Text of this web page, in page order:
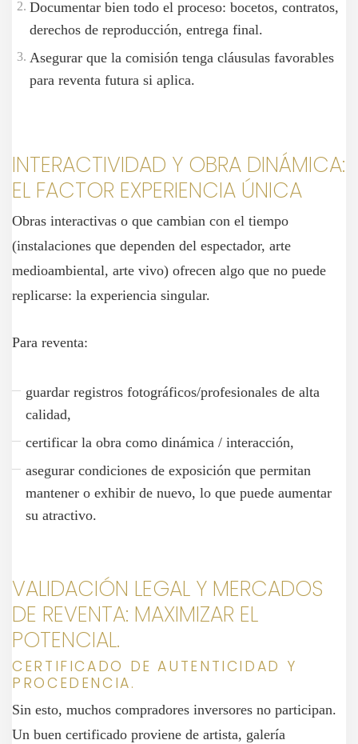
Documentar bien todo el proceso: bocetos, contratos,
derechos de reproducción, entrega final.
Asegurar que la comisión tenga cláusulas favorables
para reventa futura si aplica.
INTERACTIVIDAD Y OBRA DINÁMICA:
EL FACTOR EXPERIENCIA ÚNICA
Obras interactivas o que cambian con el tiempo
(instalaciones que dependen del espectador, arte
medioambiental, arte vivo) ofrecen algo que no puede
replicarse: la experiencia singular.
Para reventa:
guardar registros fotográficos/profesionales de alta
calidad,
certificar la obra como dinámica / interacción,
asegurar condiciones de exposición que permitan
mantener o exhibir de nuevo, lo que puede aumentar
su atractivo.
VALIDACIÓN LEGAL Y MERCADOS
DE REVENTA: MAXIMIZAR EL
POTENCIAL.
CERTIFICADO DE AUTENTICIDAD Y
PROCEDENCIA.
Sin esto, muchos compradores inversores no participan.
Un buen certificado proviene de artista, galería